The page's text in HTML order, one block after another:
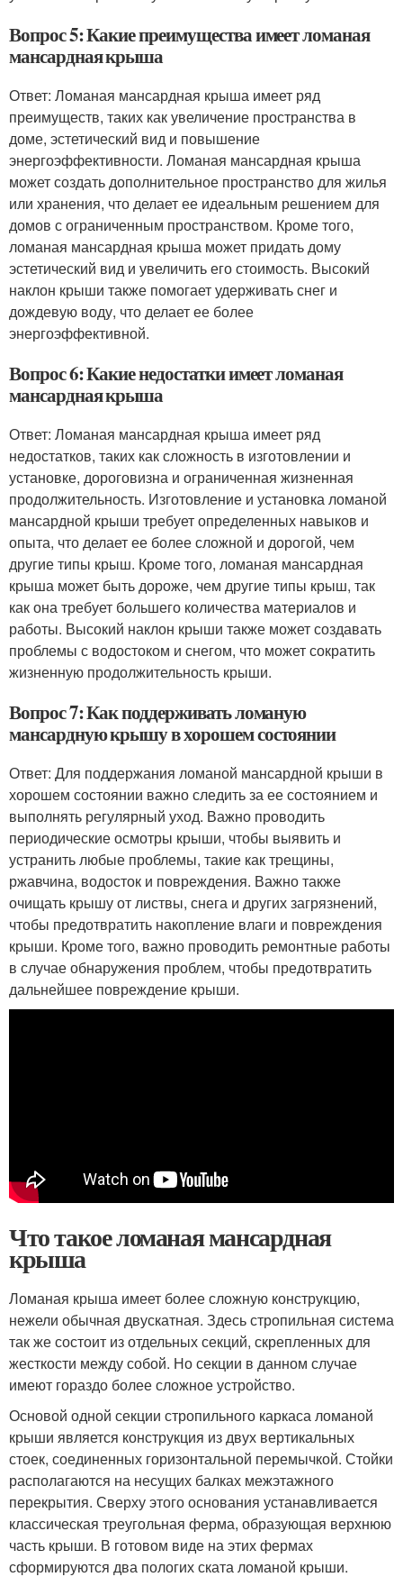
Вопрос 5: Какие преимущества имеет ломаная
мансардная крыша
Ответ: Ломаная мансардная крыша имеет ряд
преимуществ, таких как увеличение пространства в
доме, эстетический вид и повышение
энергоэффективности. Ломаная мансардная крыша
может создать дополнительное пространство для жилья
или хранения, что делает ее идеальным решением для
домов с ограниченным пространством. Кроме того,
ломаная мансардная крыша может придать дому
эстетический вид и увеличить его стоимость. Высокий
наклон крыши также помогает удерживать снег и
дождевую воду, что делает ее более
энергоэффективной.
Вопрос 6: Какие недостатки имеет ломаная
мансардная крыша
Ответ: Ломаная мансардная крыша имеет ряд
недостатков, таких как сложность в изготовлении и
установке, дороговизна и ограниченная жизненная
продолжительность. Изготовление и установка ломаной
мансардной крыши требует определенных навыков и
опыта, что делает ее более сложной и дорогой, чем
другие типы крыш. Кроме того, ломаная мансардная
крыша может быть дороже, чем другие типы крыш, так
как она требует большего количества материалов и
работы. Высокий наклон крыши также может создавать
проблемы с водостоком и снегом, что может сократить
жизненную продолжительность крыши.
Вопрос 7: Как поддерживать ломаную
мансардную крышу в хорошем состоянии
Ответ: Для поддержания ломаной мансардной крыши в
хорошем состоянии важно следить за ее состоянием и
выполнять регулярный уход. Важно проводить
периодические осмотры крыши, чтобы выявить и
устранить любые проблемы, такие как трещины,
ржавчина, водосток и повреждения. Важно также
очищать крышу от листвы, снега и других загрязнений,
чтобы предотвратить накопление влаги и повреждения
крыши. Кроме того, важно проводить ремонтные работы
в случае обнаружения проблем, чтобы предотвратить
дальнейшее повреждение крыши.
Что такое ломаная мансардная
крыша
Ломаная крыша имеет более сложную конструкцию,
нежели обычная двускатная. Здесь стропильная система
так же состоит из отдельных секций, скрепленных для
жесткости между собой. Но секции в данном случае
имеют гораздо более сложное устройство.
Основой одной секции стропильного каркаса ломаной
крыши является конструкция из двух вертикальных
стоек, соединенных горизонтальной перемычкой. Стойки
располагаются на несущих балках межэтажного
перекрытия. Сверху этого основания устанавливается
классическая треугольная ферма, образующая верхнюю
часть крыши. В готовом виде на этих фермах
сформируются два пологих ската ломаной крыши.